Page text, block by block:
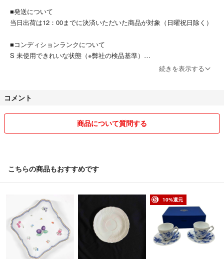
■発送について
当日出荷は12：00までに決済いただいた商品が対象（日曜祝日除く）
■コンディションランクについて
S 未使用できれいな状態（※弊社の検品基準）
B 使用感や汚れ・ダメージはありますが、まだまだお使い頂ける状態
※当店基準の判断
当店はラクマの規約に則り営業させて頂いております。
特定のお客様に対するお取り置きや専用ページには対応できかねます。
商品はすべて１点ものです。
他モールでも併売をおこなっておりますため、システム遅延などにより
完売商品の取り下げが間に合わず購入の重複が発生した場合お取引キャ
ンセルとさせていただきますので予め承知ください。
■付属品について
続きを表示する
コメント
商品について質問する
こちらの商品もおすすめです
10%還元